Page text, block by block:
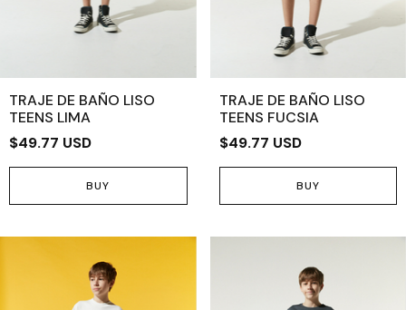
TRAJE DE BAÑO LISO
TEENS LIMA
$49.77 USD
BUY
TRAJE DE BAÑO LISO
TEENS FUCSIA
$49.77 USD
BUY